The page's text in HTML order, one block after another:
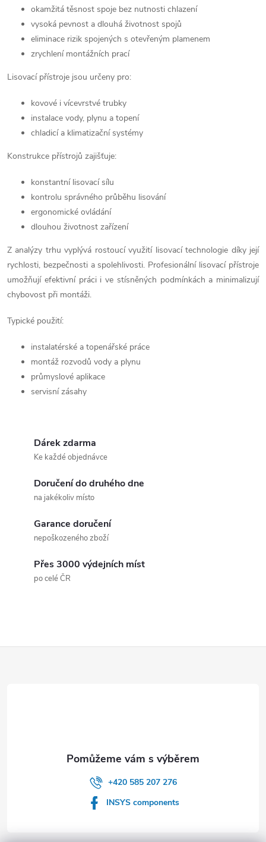
y
p
okamžitá těsnost spoje bez nutnosti chlazení
vysoká pevnost a dlouhá životnost spojů
eliminace rizik spojených s otevřeným plamenem
zrychlení montážních prací
Lisovací přístroje jsou určeny pro:
kovové i vícevrstvé trubky
instalace vody, plynu a topení
chladicí a klimatizační systémy
Konstrukce přístrojů zajišťuje:
konstantní lisovací sílu
kontrolu správného průběhu lisování
ergonomické ovládání
dlouhou životnost zařízení
Z analýzy trhu vyplývá rostoucí využití lisovací technologie díky její
rychlosti, bezpečnosti a spolehlivosti. Profesionální lisovací přístroje
umožňují efektivní práci i ve stísněných podmínkách a minimalizují
chybovost při montáži.
Typické použití:
instalatérské a topenářské práce
montáž rozvodů vody a plynu
průmyslové aplikace
servisní zásahy
Dárek zdarma
Ke každé objednávce
Doručení do druhého dne
na jakékoliv místo
Garance doručení
nepoškozeného zboží
Přes 3000 výdejních míst
po celé ČR
+420 585 207 276
INSYS components